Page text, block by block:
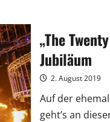
„The
Jubiläum
2. August 2019
Auf der
geht’s an